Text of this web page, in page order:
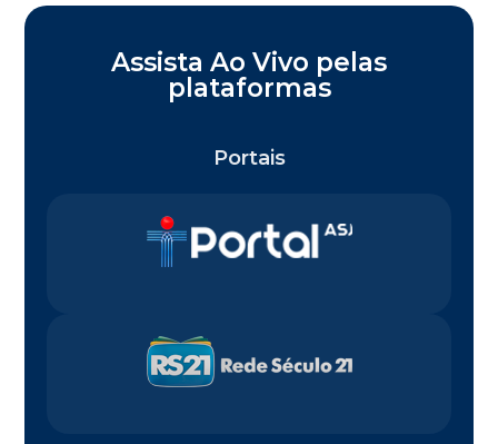
Assista Ao Vivo pelas
plataformas
Portais